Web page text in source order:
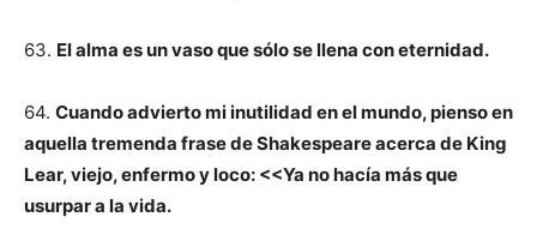
63. El alma es un vaso que sólo se llena con eternidad.
64. Cuando advierto mi inutilidad en el mundo, pienso en
aquella tremenda frase de Shakespeare acerca de King
Lear, viejo, enfermo y loco: <<Ya no hacía más que
usurpar a la vida.